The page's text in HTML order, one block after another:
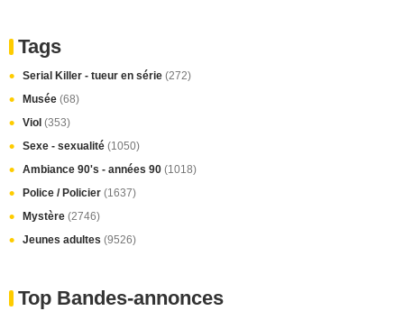
Tags
Serial Killer - tueur en série (272)
Musée (68)
Viol (353)
Sexe - sexualité (1050)
Ambiance 90's - années 90 (1018)
Police / Policier (1637)
Mystère (2746)
Jeunes adultes (9526)
Top Bandes-annonces